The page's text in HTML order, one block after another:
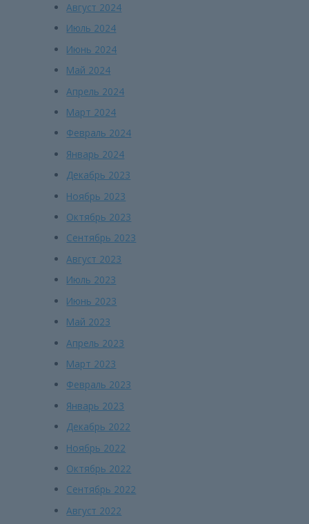
Август 2024
Июль 2024
Июнь 2024
Май 2024
Апрель 2024
Март 2024
Февраль 2024
Январь 2024
Декабрь 2023
Ноябрь 2023
Октябрь 2023
Сентябрь 2023
Август 2023
Июль 2023
Июнь 2023
Май 2023
Апрель 2023
Март 2023
Февраль 2023
Январь 2023
Декабрь 2022
Ноябрь 2022
Октябрь 2022
Сентябрь 2022
Август 2022